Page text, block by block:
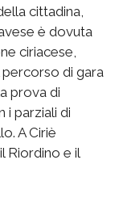
cittadina,
è dovuta
ciriacese,
di gara
prova di
i parziali di
A Ciriè
Riordino e il